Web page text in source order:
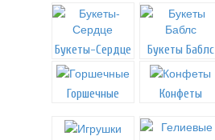
Букеты-Сердце Букеты Баблс
Горшечные
Конфеты